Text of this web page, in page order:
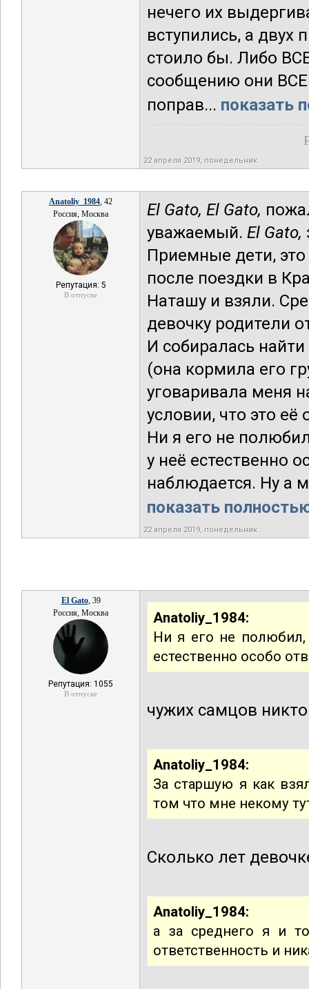
нечего их
вступились, а двух
стоило бы. Либо
сообщению они ВСЕ
поправ... показать
22 апреля 2019, понедельник
Anatoliy_1984, 42
Россия, Москва
Репутация: 5
В отпуске
El Gato, El Gato,
уважаемый. El Gato,
Приемные дети,
после поездки в
Наташу и взяли.
девочку родители
И собиралась
(она кормила его
уговаривала меня
условии, что это её
Ни я его не
у неё естественно
наблюдается. Ну а
показать
22 апреля 2019, понедельник
El Gato, 39
Россия, Москва
Репутация: 1055
В отпуске
Anatoliy_1984:
Ни я его не полюбил,
естественно особо
чужих самцов
Anatoliy_1984:
За старшую я как
том что мне некому
Сколько лет
Anatoliy_1984:
а за среднего я и
ответственность и